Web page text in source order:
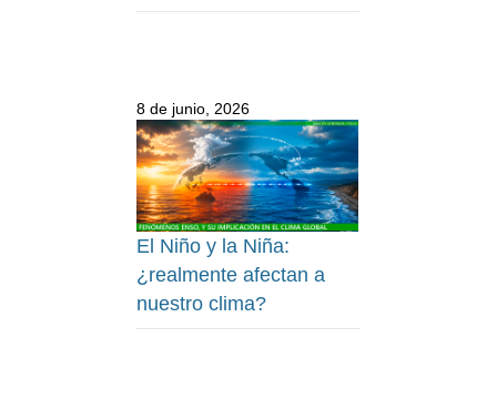
8 de junio, 2026
El Niño y la Niña:
¿realmente afectan a
nuestro clima?